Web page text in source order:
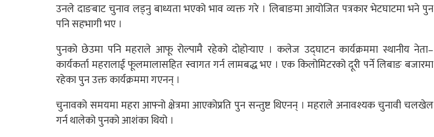
उनले दाङबाट चुनाव लड्नु बाध्यता भएको भाव व्यक्त गरे । लिबाङमा आयोजित पत्रकार भेटघाटमा भने पुन
पनि सहभागी भए ।
पुनको छेउमा पनि महराले आफू रोल्पामै रहेको दोहोर्‍याए । कलेज उद्घाटन कार्यक्रममा स्थानीय नेता–
कार्यकर्ता महरालाई फूलमालासहित स्वागत गर्न लामबद्ध भए । एक किलोमिटरको दूरी पर्ने लिबाङ बजारमा
रहेका पुन उक्त कार्यक्रममा गएनन् ।
चुनावको समयमा महरा आफ्नो क्षेत्रमा आएकोप्रति पुन सन्तुष्ट थिएनन् । महराले अनावश्यक चुनावी चलखेल
गर्न थालेको पुनको आशंका थियो ।